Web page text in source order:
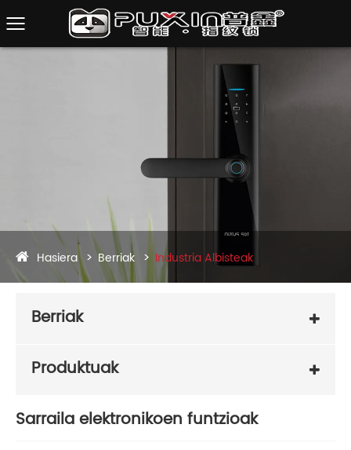
Hasiera Berriak Industria Albisteak
Berriak
Produktuak
Sarraila elektronikoen funtzioak